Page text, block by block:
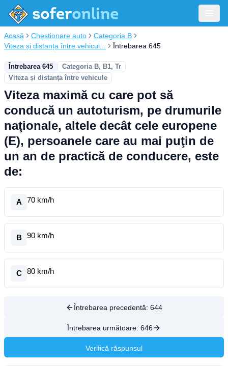
Acasă Chestionare auto
Categoria B
Viteza și distanța între vehicul...
Întrebarea 645
Întrebarea 645
Categoria B, B1, Tr
Viteza și distanța între vehicule
Viteza maximă cu care pot să
conducă un autoturism, pe drumurile
naţionale, altele decât cele europene
(E), persoanele care au mai puţin de
un an de practică de conducere, este
de:
A 70 km/h
B 90 km/h
C 80 km/h
Întrebarea precedentă: 644
Întrebarea următoare: 646
Verifică răspunsul